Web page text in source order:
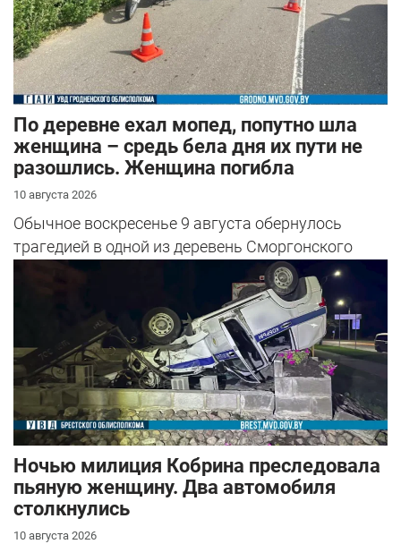
По деревне ехал мопед, попутно шла
женщина – средь бела дня их пути не
разошлись. Женщина погибла
10 августа 2026
Обычное воскресенье 9 августа обернулось
трагедией в одной из деревень Сморгонского
района.
Ночью милиция Кобрина преследовала
пьяную женщину. Два автомобиля
столкнулись
10 августа 2026